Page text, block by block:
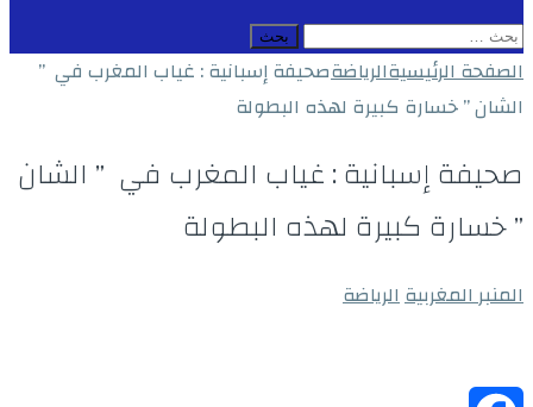
البحث
عن:
الصفحة الرئيسيةالرياضةصحيفة إسبانية : غياب المغرب في ”
الشان ” خسارة كبيرة لهذه البطولة
صحيفة إسبانية : غياب المغرب في ” الشان
” خسارة كبيرة لهذه البطولة
المنبر المغربيةالرياضة